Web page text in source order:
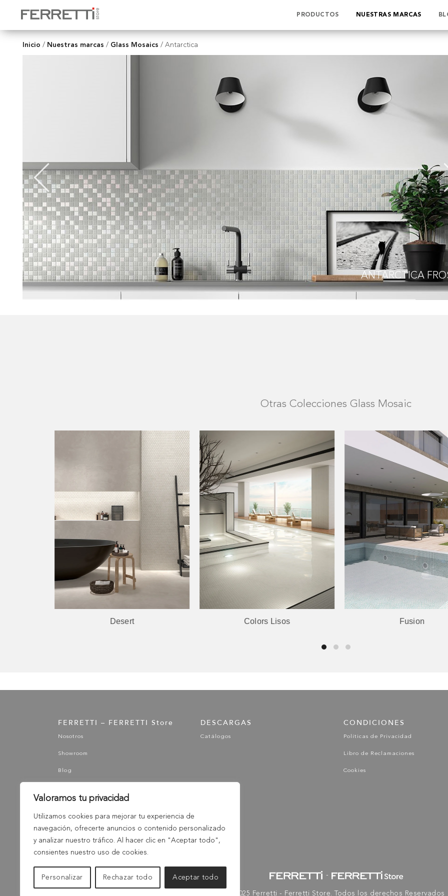
Valoramos tu privacidad
Utilizamos cookies para mejorar tu experiencia de
navegación, ofrecerte anuncios o contenido personalizado
y analizar nuestro tráfico. Al hacer clic en "Aceptar todo",
consientes nuestro uso de cookies.
Personalizar Rechazar todo Aceptar todo
PRODUCTOS NUESTRAS MARCAS
Inicio / Nuestras marcas / Glass Mosaics / Antarctica
ANTARCTICA
Otras Colecciones Glass Mosaic
Desert Colors Lisos Fusion
FERRETTI – FERRETTI Store
Nosotros
Showroom
Blog
DESCARGAS
Catálogos
CONDICIONES
Políticas de Privacidad
Libro de Reclamaciones
Cookies
-
© 2025 Ferretti - Ferretti Store. Todos los derechos Reservados